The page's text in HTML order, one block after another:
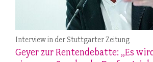
Interview in der Stuttgarter Zeitung
Geyer zur Rentendebatte: „Es